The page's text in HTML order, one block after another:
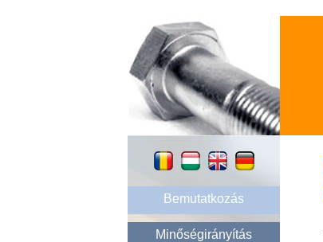
Bemutatkozás
Minőségirányítás